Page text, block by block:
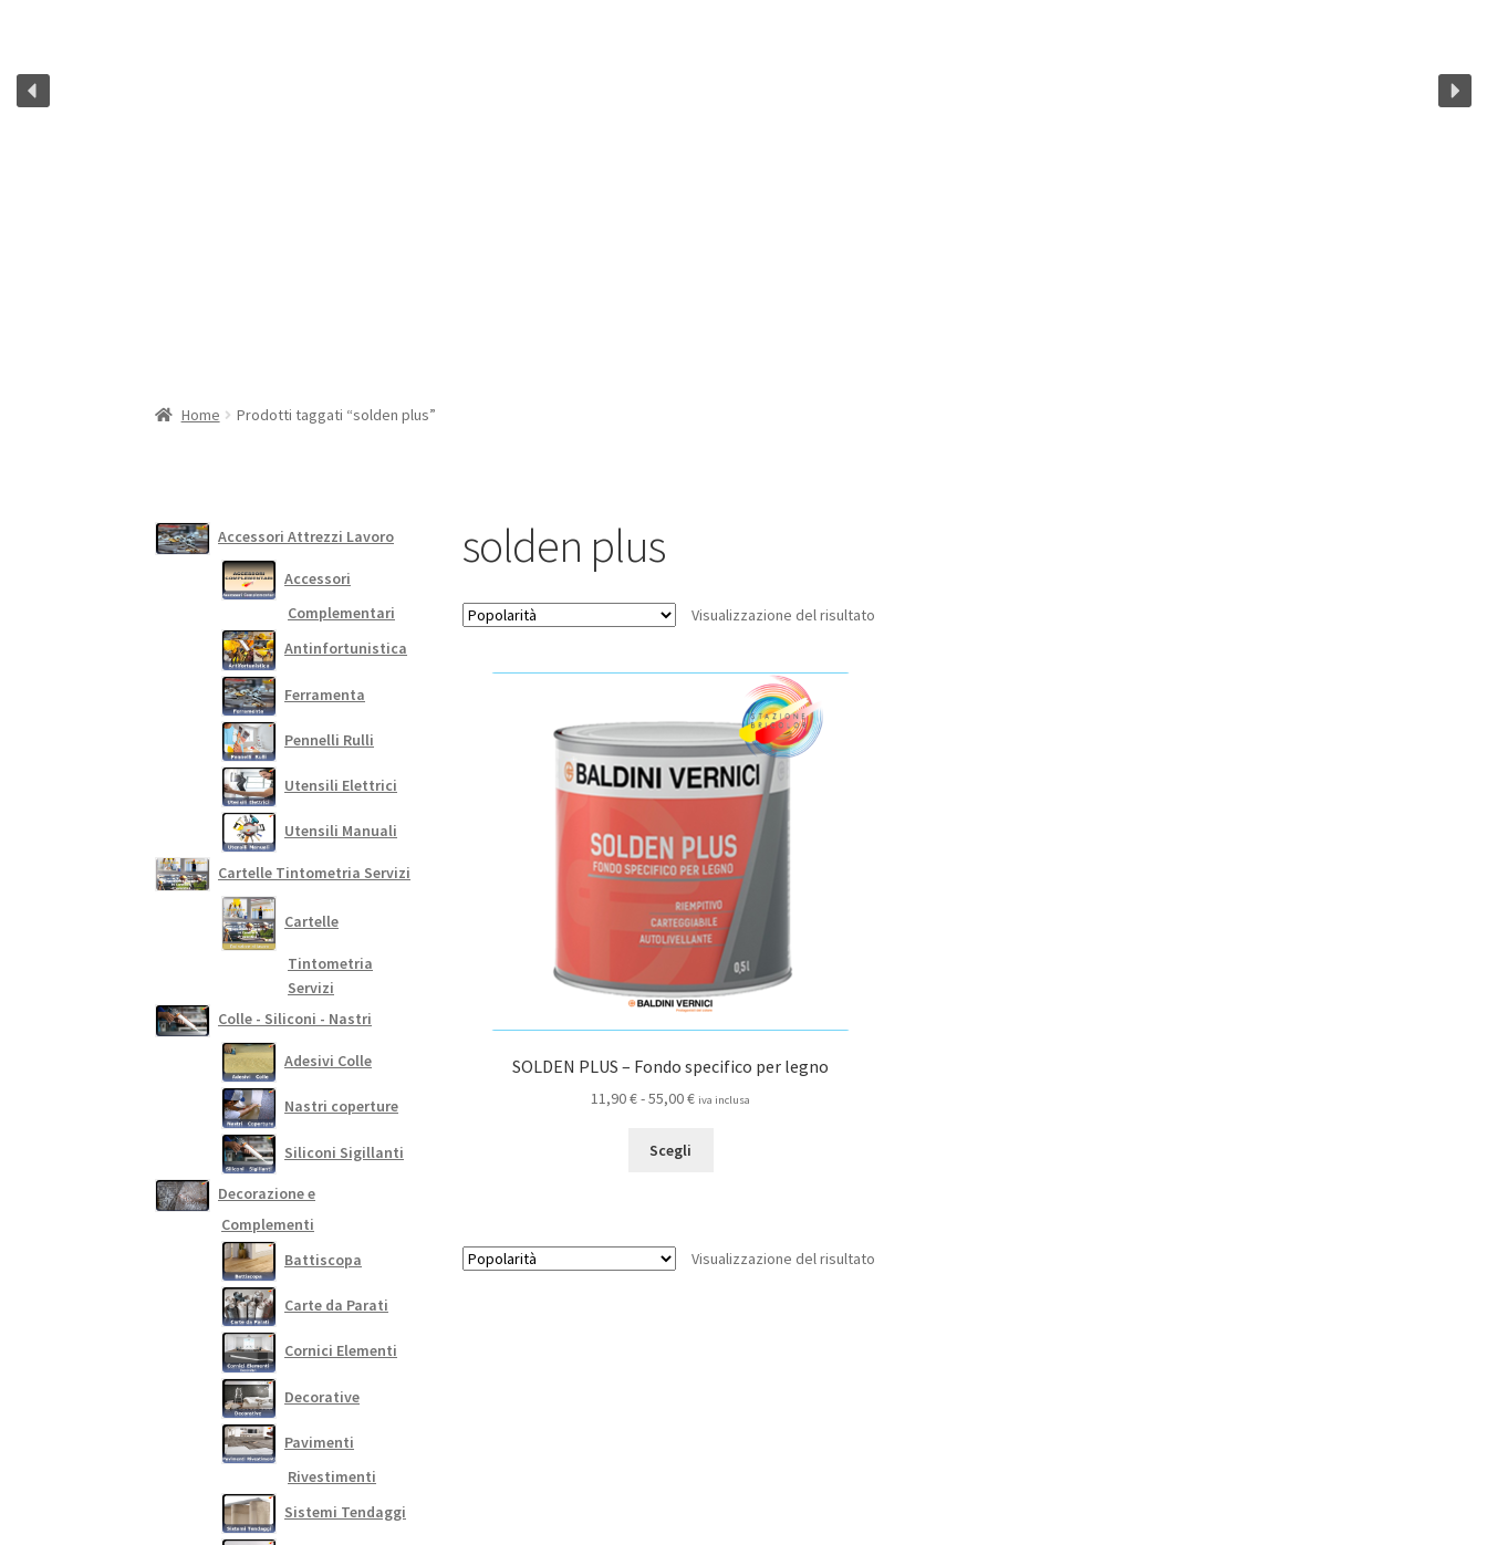
Home Prodotti taggati “solden plus”
solden plus
Visualizzazione del risultato
SOLDEN PLUS – Fondo specifico per legno
11,90€-55,00€Fascia
iva inclusa
Scegli
Le
Visualizzazione del risultato
Accessori Attrezzi Lavoro
Accessori
Complementari
Antinfortunistica
Ferramenta
Pennelli Rulli
Utensili Elettrici
Utensili Manuali
Cartelle Tintometria Servizi
Cartelle
Tintometria
Servizi
Colle - Siliconi - Nastri
Adesivi Colle
Nastri coperture
Siliconi Sigillanti
Decorazione e
Complementi
Battiscopa
Carte da Parati
Cornici Elementi
Decorative
Pavimenti
Rivestimenti
Sistemi Tendaggi